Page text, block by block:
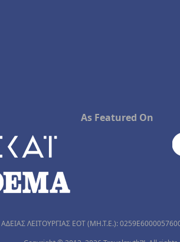
As Featured On
ΛΕΙΤΟΥΡΓΙΑΣ ΕΟΤ (MH.T.E.):